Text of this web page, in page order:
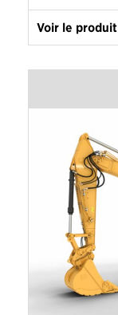
Voir le produit